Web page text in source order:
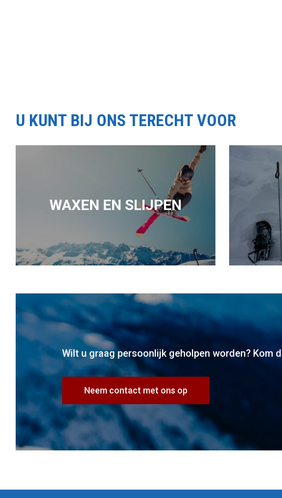
U KUNT BIJ ONS TERECHT VOOR
WAXEN EN SLIJPEN
Wilt u graag persoonlijk geholpen worden? Kom
Neem contact met ons op